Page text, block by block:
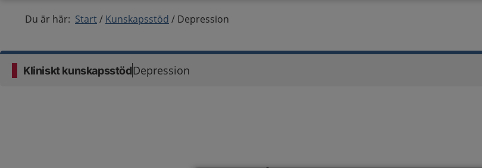
Du är här: Start Kunskapsstöd Depression
Kliniskt kunskapsstödDepression